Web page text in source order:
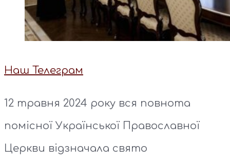
Наш Телеграм
12 травня 2024 року вся повнота
помісної Української Православної
Церкви відзначала свято